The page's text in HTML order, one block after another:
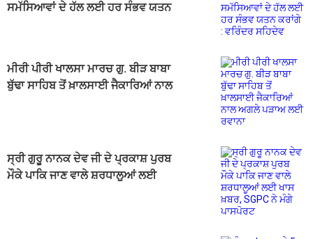
ਸਮੱਸਿਆਵਾਂ ਦੇ ਹੱਲ ਲਈ ਹਰ ਸੰਭਵ ਯਤਨ
ਮੀਰੀ ਪੀਰੀ ਖਾਲਸਾ ਮਾਰਚ ਗੁ. ਬੀੜ ਬਾਬਾ
ਬੁੱਢਾ ਸਾਹਿਬ ਤੋਂ ਖ਼ਾਲਸਾਈ ਜੈਕਾਰਿਆਂ ਨਾਲ
ਸ੍ਰੀ ਗੁਰੂ ਨਾਨਕ ਦੇਵ ਜੀ ਦੇ ਪ੍ਰਕਾਸ਼ ਪੁਰਬ
ਮੌਕੇ ਪਾਕਿ ਜਾਣ ਵਾਲੇ ਸ਼ਰਧਾਲੂਆਂ ਲਈ